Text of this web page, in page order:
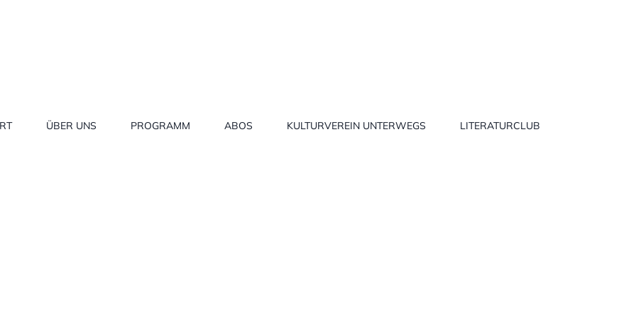
ÜBER UNS PROGRAMM ABOS KULTURVEREIN UNTERWEGS LITERATURCLUB